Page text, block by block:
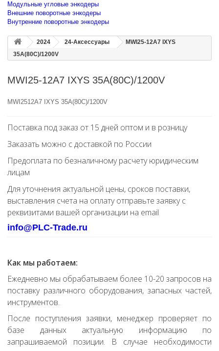
Модульные угловые энкодеры
Внешние поворотные энкодеры
Внутренние поворотные энкодеры
2024 24-Аксессуары
MWI25-12A7 IXYS
35A(80C)/1200V
MWI25-12A7 IXYS 35A(80C)/1200V
MWI2512A7 IXYS 35A(80C)/1200V
Поставка под заказ от 15 дней оптом и в розницу
Заказать можно с доставкой по России
Предоплата по безналичному расчету юридическим
лицам
Для уточнения актуальной цены, сроков поставки,
выставления счета на оплату отправьте заявку с
реквизитами вашей организации на email
info@PLC-Trade.ru
Как мы работаем:
Ежедневно мы обрабатываем более 10-20 запросов на
поставку различного оборудования, запасных частей,
инструментов.
После поступления заявки, менеджер проверяет по
базе данных актуальную информацию по
запрашиваемой позиции. В случае необходимости